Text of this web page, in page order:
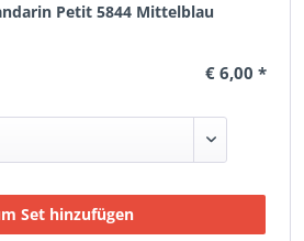
Petit 5844 Mittelblau
€ 6,00 *